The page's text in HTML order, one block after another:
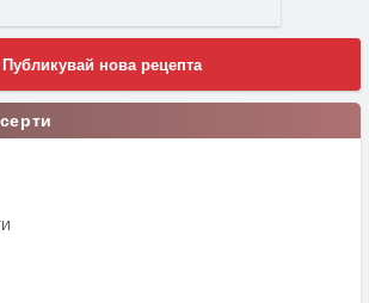
Публикувай нова рецепта
в Десерти